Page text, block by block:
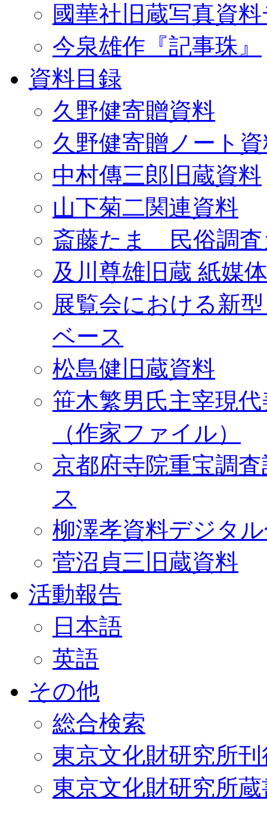
國華社旧蔵写真資
今泉雄作『記事珠』
資料目録
久野健寄贈資料
久野健寄贈ノート
中村傳三郎旧蔵資料
山下菊二関連資料
斎藤たま 民俗調査
及川尊雄旧蔵 紙媒
展覧会における新
ベース
松島健旧蔵資料
笹木繁男氏主宰現
（作家ファイル）
京都府寺院重宝調
ス
柳澤孝資料デジタ
菅沼貞三旧蔵資料
活動報告
日本語
英語
その他
総合検索
東京文化財研究所
東京文化財研究所